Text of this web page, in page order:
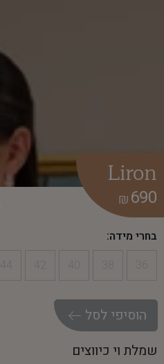
Liron
690
₪
בחרי מידה:
הוסיפי לסל
שמלת וי כיווצים